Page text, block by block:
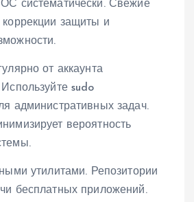
систематически. Свежие
защиты и
от аккаунта
sudo
административных задач.
вероятность
утилитами. Репозитории
бесплатных приложений.